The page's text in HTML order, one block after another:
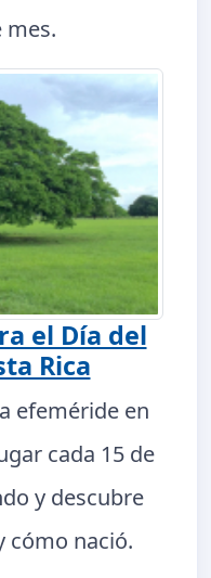
mes.
el Día del
Rica
efeméride en
cada 15 de
y descubre
cómo nació.